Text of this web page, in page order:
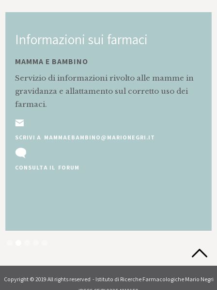
Informazioni sui farmaci
MAMMA E BAMBINO
Servizio di informazioni rivolto alle mamme in
gravidanza e allattamento sul corretto uso dei
farmaci.
SCRIVI A MAMMAEBAMBINO@MARIONEGRI.IT
CONSULTA IL FORUM
Copyright © 2019 All rights reserved - Istituto di Ricerche Farmacologiche Mario Negri